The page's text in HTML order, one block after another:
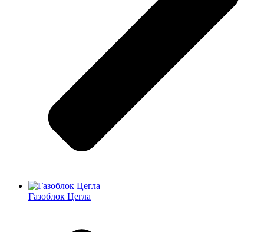
Газоблок Цегла